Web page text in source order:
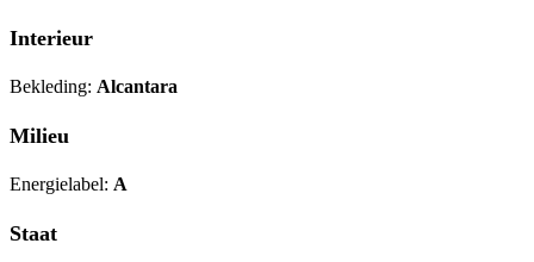
Interieur
Bekleding: Alcantara
Milieu
Energielabel: A
Staat